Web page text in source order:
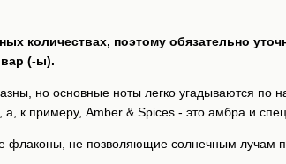
количествах, поэтому обязательно
(-ы).
но основные ноты легко угадываются по
к примеру, Amber & Spices - это амбра и
не позволяющие солнечным лучам